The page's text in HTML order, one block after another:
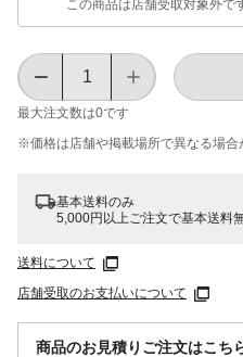
この商品は店舗受取対象外で
最大注文数は0です
※価格は​店舗や​掲載場所で​異なる​場合
基本送料のみ
5,000円以上ご注文で基本送料
送料について
店舗受取のお支払いについて
商品のお見積りご注文はこち